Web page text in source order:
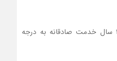
سرهنگ کاظمزاد پس از ۳۰ سال خدمت صادقانه به درجه